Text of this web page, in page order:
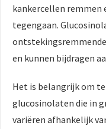
kankercellen remmen
tegengaan.
en kunnen bijdragen
Het is belangrijk om
glucosinolaten die in
variëren afhankelijk